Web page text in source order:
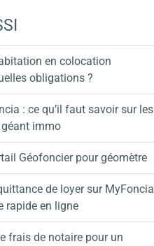
en colocation
obligations ?
: ce qu’il faut savoir sur les
immo
Géofoncier pour géomètre
de loyer sur MyFoncia
rapide en ligne
frais de notaire pour un